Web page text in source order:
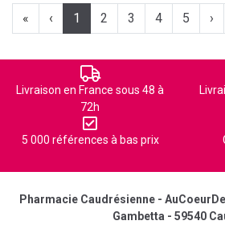
« ‹ 1 2 3 4 5 ›
Livraison en France sous 48 à
72h
5 000 références à bas prix
Pharmacie Caudrésienne -
Gambetta - 59540